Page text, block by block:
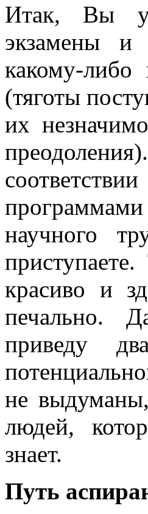
Итак, Вы
экзамены и
какому-либо
(тяготы
их
научного
красиво и
печально.
приведу
не
людей,
знает.
Путь